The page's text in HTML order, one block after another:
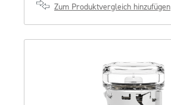
Zum Produktvergleich hinzufügen